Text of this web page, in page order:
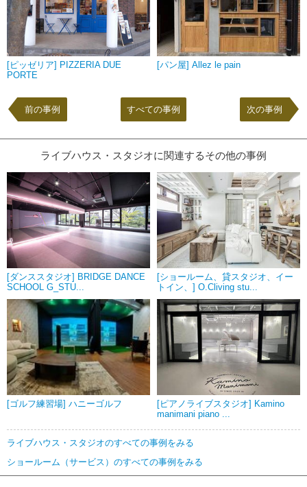
[ピッゼリア] PIZZERIA DUE
PORTE
[パン屋] Allez le pain
前の事例 次の事例
すべての事例
ライブハウス・スタジオに関連するその他の事例
[ダンススタジオ] BRIDGE DANCE
SCHOOL G_STU...
[ショールーム、貸スタジオ、イー
トイン、] O.Cliving stu...
[ゴルフ練習場] ハニーゴルフ
[ピアノライブスタジオ] Kamino
manimani piano ...
ライブハウス・スタジオのすべての事例をみる
ショールーム（サービス）のすべての事例をみる